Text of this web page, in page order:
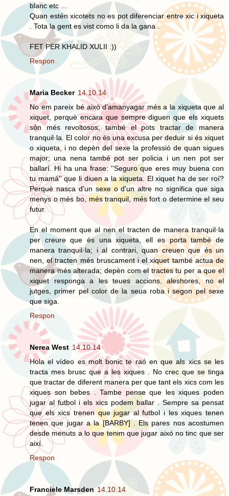
blanc etc ...
Quan estén xicotets no es pot diferenciar entre xic i xiqueta
. Tota la gent es vist como li da la gana .
FET PER KHALID XULII :))
Respon
Maria Becker 14.10.14
No em pareix bé això d'amanyagar més a la xiqueta que al
xiquet, perquè encara que sempre diguen que els xiquets
són més revoltosos, també el pots tractar de manera
tranquil·la. El color no és una excusa per deduir si és xiquet
o xiqueta, i no depèn del sexe la professió de quan sigues
major; una nena també pot ser policia i un nen pot ser
ballarí. Hi ha una frase: ''Seguro que eres muy buena con
tu mamá'' que li diuen a la xiqueta. El xiquet ha de ser roí?
Perquè nasca d'un sexe o d'un altre no significa que siga
menys o més bo, més tranquil, més fort o determine el seu
futur.
En el moment que al nen el tracten de manera tranquil·la
per creure que és una xiqueta, ell es porta també de
manera tranquil·la; i al contrari, quan creuen que és un
nen, el tracten més bruscament i el xiquet també actua de
manera més alterada; depèn com el tractes tu per a que el
xiquet responga a les teues accions, aleshores, no el
jutges, primer pel color de la seua roba i segon pel sexe
que siga.
Respon
Nerea West 14.10.14
Hola el vídeo es molt bonic te raó en que als xics se les
tracta mes brusc que a les xiques . No crec que se tinga
que tractar de diferent manera per que tant els xics com les
xiques son bebes . Tambe pense que les xiques poden
jugar al futbol i els xics podem ballar . Sempre sa pensat
que els xics trenen que jugar al futbol i les xiques tenen
tenen que jugar a la [BARBY] . Els pares nos acostumen
desde menuts a lo que tenim que jugar aixó no tinc que ser
així.
Respon
Franciele Marsden 14.10.14